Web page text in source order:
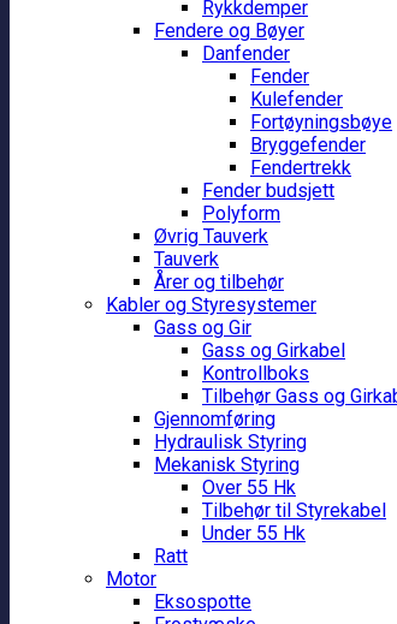
Rykkdemper
Fendere og Bøyer
Danfender
Fender
Kulefender
Fortøyningsbøye
Bryggefender
Fendertrekk
Fender budsjett
Polyform
Øvrig Tauverk
Tauverk
Årer og tilbehør
Kabler og Styresystemer
Gass og Gir
Gass og Girkabel
Kontrollboks
Tilbehør Gass og
Gjennomføring
Hydraulisk Styring
Mekanisk Styring
Over 55 Hk
Tilbehør til Styrekabel
Under 55 Hk
Ratt
Motor
Eksospotte